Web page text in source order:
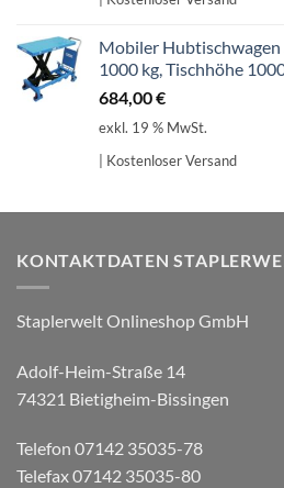
Mobiler Hubtischwagen
1000 kg, Tischhöhe
684,00€
exkl. 19 % MwSt.
| Kostenloser Versand
KONTAKTDATEN
Staplerwelt Onlineshop GmbH
Adolf-Heim-Straße 14
74321 Bietigheim-Bissingen
Telefon 07142 35035-78
Telefax 07142 35035-80